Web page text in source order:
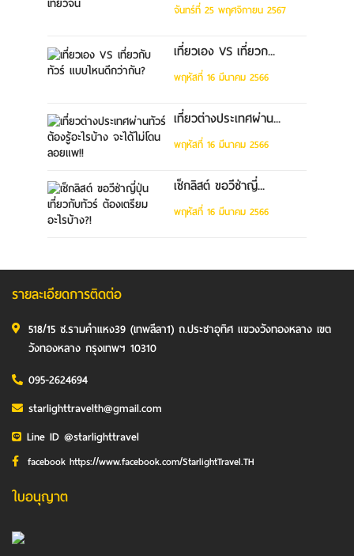
จันทร์ที่ 25 พฤศจิกายน 2567
เที่ยวเอง VS เที่ยวก...
พฤหัสที่ 16 มีนาคม 2566
เที่ยวต่างประเทศผ่าน...
พฤหัสที่ 16 มีนาคม 2566
เช็กลิสต์ ขอวีซ่าญี่...
พฤหัสที่ 16 มีนาคม 2566
รายละเอียดการติดต่อ
518/15 ซ.รามคำแหง39 (เทพลีลา1) ถ.ประชาอุทิศ แขวงวังทองหลาง เขต
วังทองหลาง กรุงเทพฯ 10310
095-2624694
starlighttravelth@gmail.com
Line ID @starlighttravel
facebook https://www.facebook.com/StarlightTravel.TH
ใบอนุญาต